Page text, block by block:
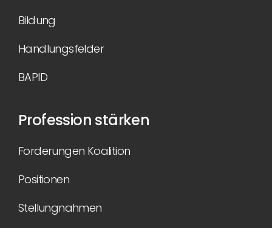
Bildung
Handlungsfelder
BAPID
Profession stärken
Forderungen Koalition
Positionen
Stellungnahmen